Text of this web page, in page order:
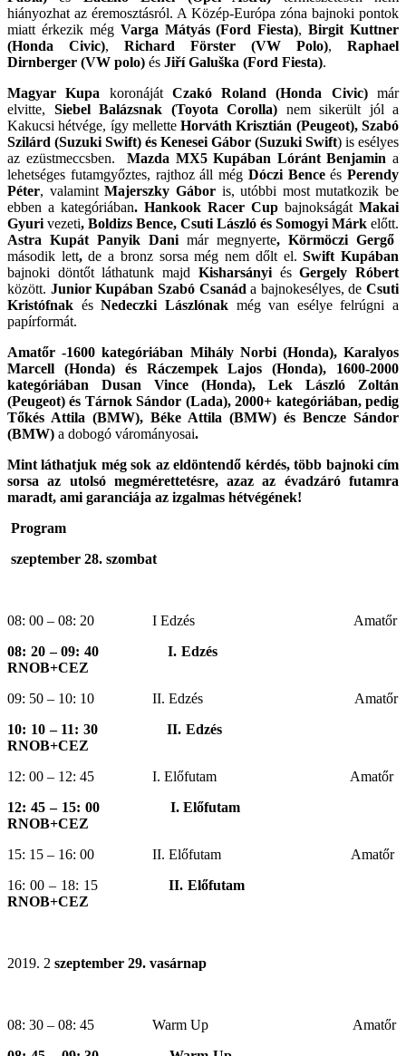
hiányozhat az éremosztásról. A Közép-Európa zóna bajnoki pontok
miatt érkezik még Varga Mátyás (Ford Fiesta),Birgit Kuttner
(Honda Civic), Richard Förster (VW Polo), Raphael
Dirnberger (VW polo) és Jiří Galuška (Ford Fiesta).
Magyar Kupa koronáját Czakó Roland (Honda Civic)már
elvitte, Siebel Balázsnak (Toyota Corolla) nem sikerült jól a
Kakucsi hétvége, így melletteHorváth Krisztián (Peugeot), Szabó
Szilárd (Suzuki Swift) és Kenesei Gábor (Suzuki Swift) is esélyes
az ezüstmeccsben. Mazda MX5 Kupában Lóránt Benjamin a
lehetséges futamgyőztes, rajthoz áll még Dóczi Benceés Perendy
Péter, valamintMajerszky Gábor is, utóbbi most mutatkozik be
ebben a kategóriában. Hankook Racer Cup bajnokságát Makai
Gyuri vezeti, Boldizs Bence, Csuti László és Somogyi Márk előtt.
Astra Kupát Panyik Dani már megnyerte, Körmöczi Gergő
második lett,de a bronz sorsa még nem dőlt el. Swift Kupában
bajnoki döntőt láthatunk majd KisharsányiésGergely Róbert
között. Junior Kupában Szabó Csanád a bajnokesélyes, de Csuti
Kristófnak ésNedeczki Lászlónakmég van esélye felrúgni a
papírformát.
Amatőr -1600 kategóriában Mihály Norbi (Honda), Karalyos
Marcell (Honda) és Ráczempek Lajos (Honda), 1600-2000
kategóriában Dusan Vince (Honda), Lek László Zoltán
(Peugeot) és Tárnok Sándor (Lada), 2000+ kategóriában, pedig
Tőkés Attila (BMW), Béke Attila (BMW) és Bencze Sándor
(BMW) a dobogó várományosai.
Mint láthatjuk még sok az eldöntendő kérdés, több bajnoki cím
sorsa az utolsó megmérettetésre, azaz az évadzáró futamra
maradt, ami garanciája az izgalmas hétvégének!
Program
szeptember 28. szombat
08: 00 – 08: 20 I Edzés Amatőr
08: 20 – 09: 40 I. Edzés
RNOB+CEZ
09: 50 – 10: 10 II. Edzés Amatőr
10: 10 – 11: 30 II. Edzés
RNOB+CEZ
12: 00 – 12: 45 I. Előfutam Amatőr
12: 45 – 15: 00 I. Előfutam
RNOB+CEZ
15: 15 – 16: 00 II. Előfutam Amatőr
16: 00 – 18: 15 II. Előfutam
RNOB+CEZ
2 szeptember 29. vasárnap
08: 30 – 08: 45 Warm Up Amatőr